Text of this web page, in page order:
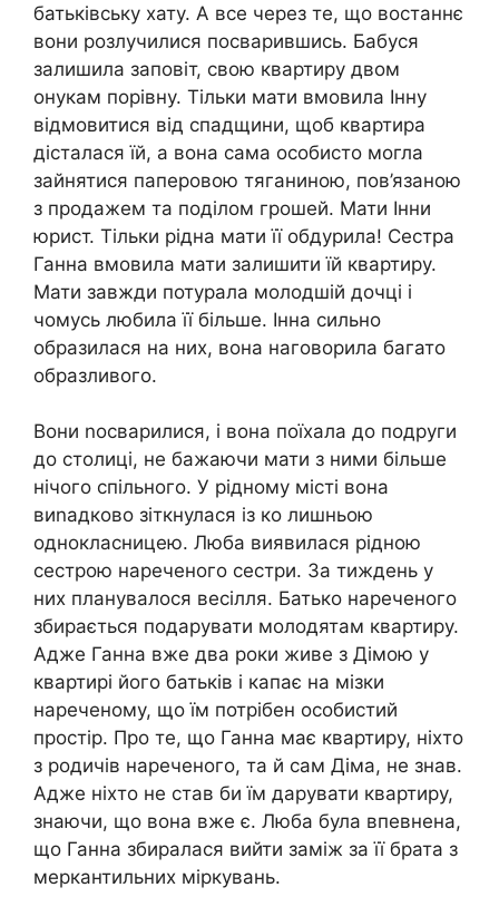
батьківську хату. А все через те, що востаннє
вони розлучилися посварившись. Бабуся
залишила заповіт, свою квартиру двом
онукам порівну. Тільки мати вмовила Інну
відмовитися від спадщини, щоб квартира
дісталася їй, а вона сама особисто могла
зайнятися паперовою тяганиною, пов’язаною
з продажем та поділом грошей. Мати Інни
юрист. Тільки рідна мати її обдурила! Сестра
Ганна вмовила мати залишити їй квартиру.
Мати завжди потурала молодшій дочці і
чомусь любила її більше. Інна сильно
образилася на них, вона наговорила багато
образливого.
Вони nосварилися, і вона поїхала до подруги
до столиці, не бажаючи мати з ними більше
нічого спільного. У рідному місті вона
виnадково зіткнулася із ко лишньою
однокласницею. Люба виявилася рідною
сестрою нареченого сестри. За тиждень у
них планувалося весілля. Батько нареченого
збирається подарувати молодятам квартиру.
Адже Ганна вже два роки живе з Дімою у
квартирі його батьків і капає на мізки
нареченому, що їм потрібен особистий
простір. Про те, що Ганна має квартиру, ніхто
з родичів нареченого, та й сам Діма, не знав.
Адже ніхто не став би їм дарувати квартиру,
знаючи, що вона вже є. Люба була впевнена,
що Ганна збиралася вийти заміж за її брата з
меркантильних міркувань.